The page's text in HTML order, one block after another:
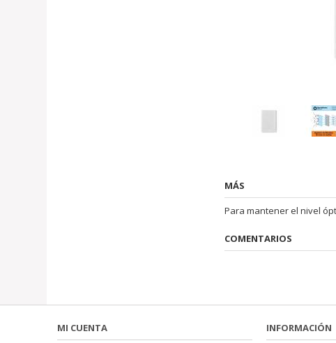
MÁS
Para mantener el nivel
COMENTARIOS
MI CUENTA INFORMACIÓN